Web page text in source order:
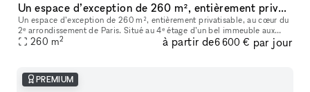
Un espace d’exception de 260 m², entièrement privatisable, au cœur du 2ᵉ arrondissement de Paris
Un espace d’exception de 260 m², entièrement privatisable, au cœur du
2ᵉ arrondissement de Paris. Situé au 4ᵉ étage d’un bel immeuble aux
grandes huisseries, ce nouvel espace entièrement vitré est ba
260 m2 à partir de6 600 € par jour
PREMIUM